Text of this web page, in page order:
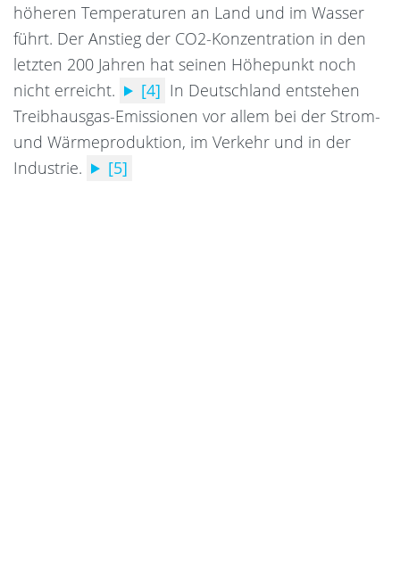
höheren Temperaturen an Land und im Wasser
führt. Der Anstieg der CO2-Konzentration in den
letzten 200 Jahren hat seinen Höhepunkt noch
nicht erreicht.
[4] In Deutschland entstehen
Treibhausgas-Emissionen vor allem bei der Strom-
und Wärmeproduktion, im Verkehr und in der
Industrie.
[5]